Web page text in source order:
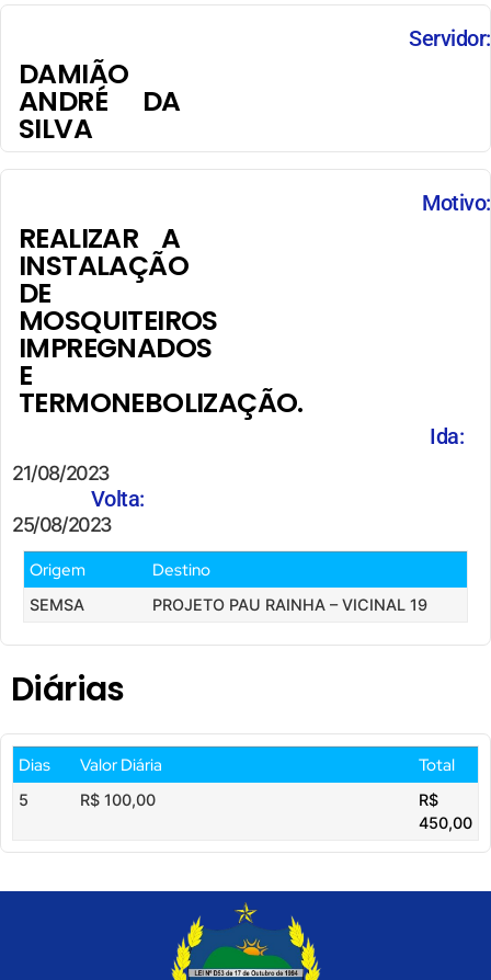
Servidor:
DAMIÃO
ANDRÉ DA
SILVA
Motivo:
REALIZAR A
INSTALAÇÃO
DE
MOSQUITEIROS
IMPREGNADOS
E
TERMONEBOLIZAÇÃO.
Ida:
21/08/2023
Volta:
25/08/2023
Origem Destino
SEMSA PROJETO PAU RAINHA – VICINAL 19
Diárias
Dias Valor Diária Total
5 R$ 100,00
R$
450,00